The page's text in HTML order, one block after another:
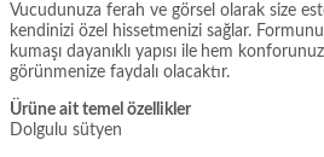
Vucudunuza ferah ve görsel olarak size
kendinizi özel hissetmenizi sağlar.
kumaşı dayanıklı yapısı ile hem
görünmenize faydalı olacaktır.
Ürüne ait temel özellikler
Dolgulu sütyen